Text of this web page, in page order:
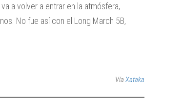
a volver a entrar en la atmósfera,
No fue así con el Long March 5B,
Vía Xataka